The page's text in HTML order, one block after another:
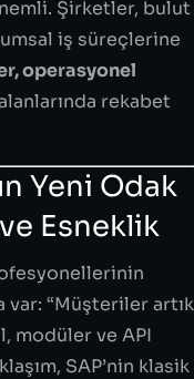
Şirketler, bulut
iş süreçlerine
operasyonel
rekabet
Yeni Odak
Esneklik
var: “Müşteriler artık
modüler ve API
SAP’nin klasik